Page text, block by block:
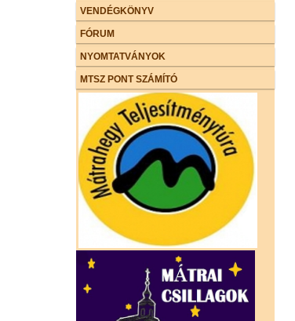
VENDÉGKÖNYV
FÓRUM
NYOMTATVÁNYOK
MTSZ PONT SZÁMÍTÓ